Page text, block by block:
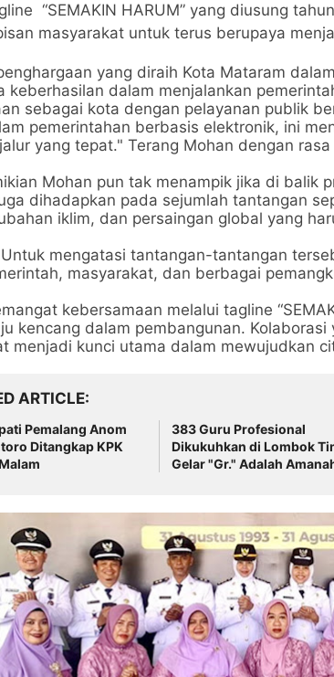
“SEMAKIN HARUM” yang diusung
masyarakat untuk terus berupaya
yang diraih Kota Mataram
keberhasilan dalam menjalankan
sebagai kota dengan pelayanan publik
pemerintahan berbasis elektronik, ini
yang tepat." Terang Mohan dengan
Mohan pun tak menampik jika di balik
dihadapkan pada sejumlah tantangan
iklim, dan persaingan global yang
mengatasi tantangan-tantangan
masyarakat, dan berbagai
kebersamaan melalui tagline
kencang dalam pembangunan.
menjadi kunci utama dalam mewujudkan
ARTICLE
Pemalang Anom
Ditangkap KPK
383 Guru Profesional
Dikukuhkan di Lombok
Gelar "Gr." Adalah